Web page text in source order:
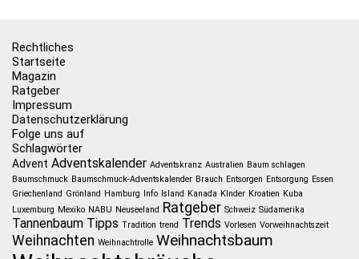
Rechtliches
Startseite
Magazin
Ratgeber
Impressum
Datenschutzerklärung
Folge uns auf
Schlagwörter
Advent Adventskalender Adventskranz Australien Baum schlagen
Baumschmuck Baumschmuck-Adventskalender Brauch Entsorgen Entsorgung Essen
Griechenland Grönland Hamburg Info Island Kanada KInder Kroatien Kuba
Luxemburg Mexiko NABU Neuseeland Ratgeber Schweiz Südamerika
Tannenbaum Tipps Tradition trend Trends Vorlesen Vorweihnachtszeit
Weihnachten Weihnachtrolle Weihnachtsbaum